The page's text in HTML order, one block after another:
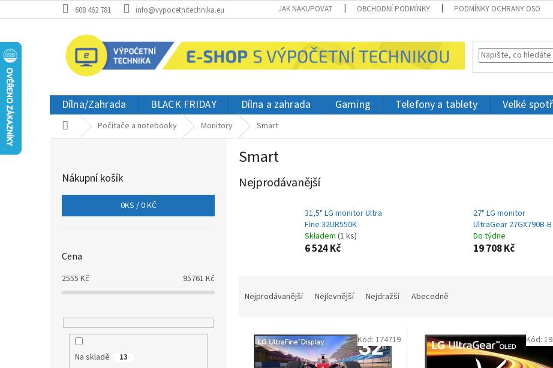
na
608 462 781 info@vypocetnitechnika.eu JAK NAKUPOVAT OBCHODNÍ PODMÍNKY PODMÍNKY OCHRANY
Dílna/Zahrada BLACK FRIDAY Dílna a zahrada Gaming Telefony a tablety Velké
Domů Počítače a notebooky Monitory Smart
Nákupní košík
0KS /0 KČ
Cena
2555 Kč 95761 Kč
Na skladě 13
Smart
Nejprodávanější
31,5" LG monitor Ultra
Fine 32UR550K
Skladem (1 ks)
6 524 Kč
27" LG monitor
UltraGear 27GX790B-B
Do týdne
19 708 Kč
Nejprodávanější Nejlevnější Nejdražší Abecedně
Kód: 174719 Kód: